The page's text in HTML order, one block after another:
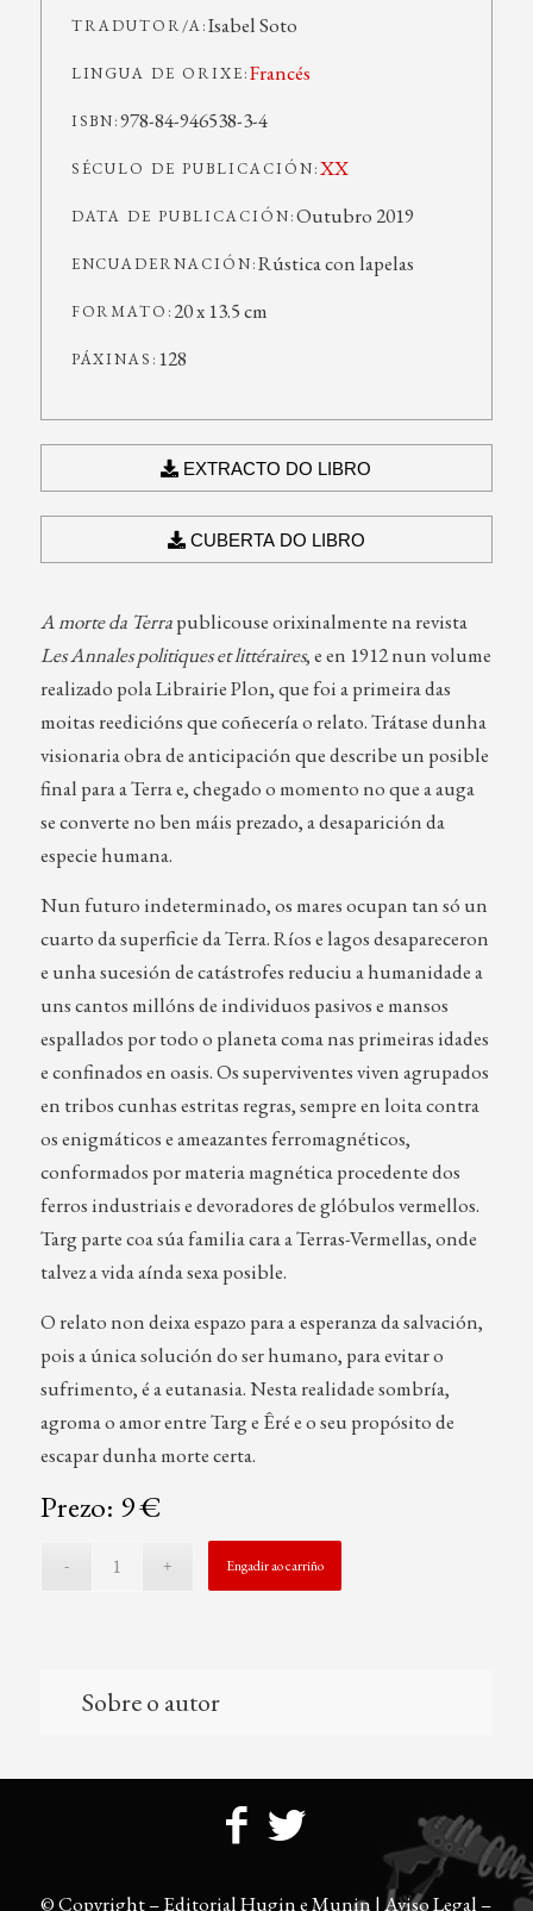
A morte da Terrapublicouse orixinalmente na revista
Les Annales politiques et littéraires, e en 1912 nun volume
realizado pola Librairie Plon, que foi a primeira das
moitas reedicións que coñecería o relato. Trátase dunha
visionaria obra de anticipación que describe un posible
final para a Terra e, chegado o momento no que a auga
se converte no ben máis prezado, a desaparición da
especie humana.
Nun futuro indeterminado, os mares ocupan tan só un
cuarto da superficie da Terra. Ríos e lagos desapareceron
e unha sucesión de catástrofes reduciu a humanidade a
uns cantos millóns de individuos pasivos e mansos
espallados por todo o planeta coma nas primeiras idades
e confinados en oasis. Os superviventes viven agrupados
en tribos cunhas estritas regras, sempre en loita contra
os enigmáticos e ameazantes ferromagnéticos,
conformados por materia magnética procedente dos
ferros industriais e devoradores de glóbulos vermellos.
Targ parte coa súa familia cara a Terras-Vermellas, onde
talvez a vida aínda sexa posible.
O relato non deixa espazo para a esperanza da salvación,
pois a única solución do ser humano, para evitar o
sufrimento, é a eutanasia. Nesta realidade sombría,
agroma o amor entre Targ e Êré e o seu propósito de
escapar dunha morte certa.
Prezo: 9 €
Engadir ao carriño
Sobre o autor
TRADUTOR/A:Isabel Soto
LINGUA DE ORIXE:Francés
ISBN:978-84-946538-3-4
SÉCULO DE PUBLICACIÓN:XX
DATA DE PUBLICACIÓN:Outubro 2019
ENCUADERNACIÓN:Rústica con lapelas
FORMATO: 20 x 13.5 cm
PÁXINAS: 128
EXTRACTO DO LIBRO
CUBERTA DO LIBRO
© Copyright – Editorial Hugin e Munin |Aviso Legal –